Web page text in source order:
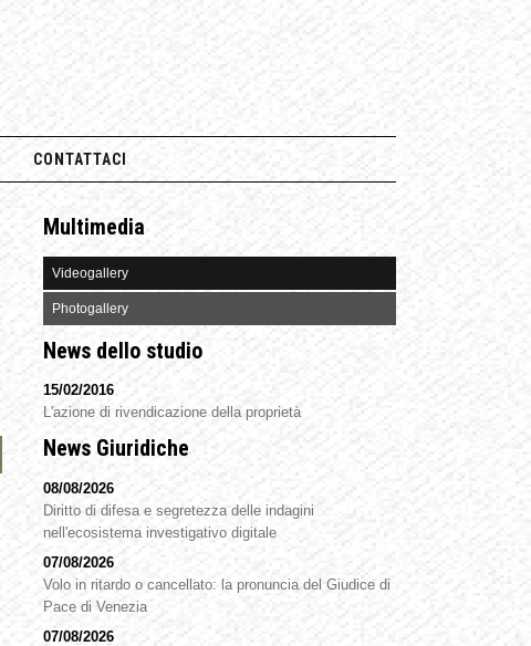
CONTATTACI
Multimedia
Videogallery
Photogallery
News dello studio
15/02/2016
L'azione di rivendicazione della proprietà
News Giuridiche
08/08/2026
Diritto di difesa e segretezza delle indagini
nell'ecosistema investigativo digitale
07/08/2026
Volo in ritardo o cancellato: la pronuncia del Giudice di
Pace di Venezia
07/08/2026